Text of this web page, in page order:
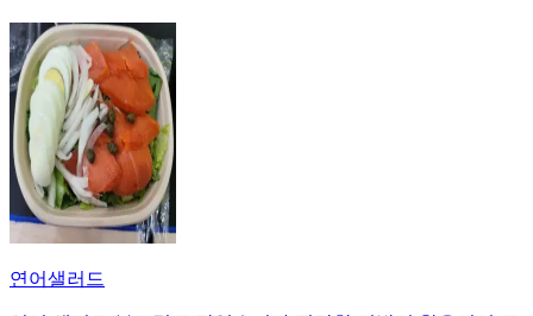
연어샐러드